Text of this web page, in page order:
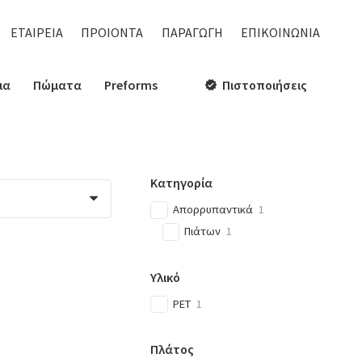
ΕΤΑΙΡΕΙΑ ΠΡΟΙΟΝΤΑ ΠΑΡΑΓΩΓΗ ΕΠΙΚΟΙΝΩΝΙΑ
Πώματα Preforms verified Πιστοποιήσεις
Κατηγορία
Απορρυπαντικά 1
Πιάτων 1
Υλικό
PET 1
Πλάτος